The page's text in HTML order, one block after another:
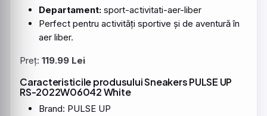
Departament: sport-activitati-aer-liber
Perfect pentru activități sportive și de aventură în
aer liber.
Preț: 119.99 Lei
Caracteristicile produsului Sneakers PULSE UP
RS-2022W06042 White
Brand: PULSE UP